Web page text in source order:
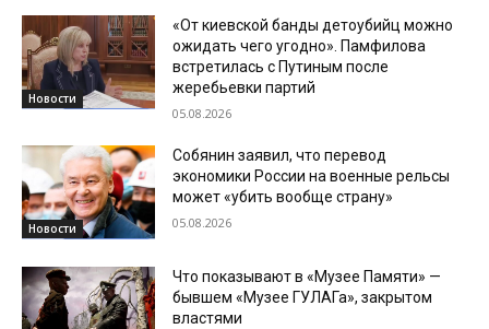
Новости
«От киевской банды детоубийц можно
ожидать чего угодно». Памфилова
встретилась с Путиным после
жеребьевки партий
05.08.2026
Новости
Собянин заявил, что перевод
экономики России на военные рельсы
может «убить вообще страну»
05.08.2026
Что показывают в «Музее Памяти» —
бывшем «Музее ГУЛАГа», закрытом
властями